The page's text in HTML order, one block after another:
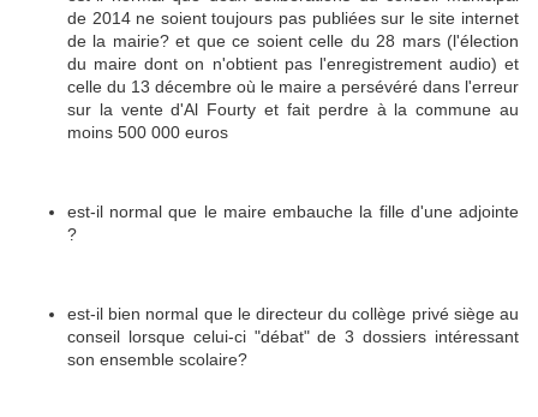
de 2014 ne soient toujours pas publiées sur le site internet
de la mairie? et que ce soient celle du 28 mars (l'élection
du maire dont on n'obtient pas l'enregistrement audio) et
celle du 13 décembre où le maire a persévéré dans l'erreur
sur la vente d'Al Fourty et fait perdre à la commune au
moins 500 000 euros
est-il normal que le maire embauche la fille d'une adjointe
?
est-il bien normal que le directeur du collège privé siège au
conseil lorsque celui-ci "débat" de 3 dossiers intéressant
son ensemble scolaire?